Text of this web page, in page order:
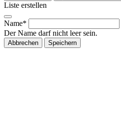
Liste erstellen
Name*
Der Name darf nicht leer sein.
Abbrechen Speichern